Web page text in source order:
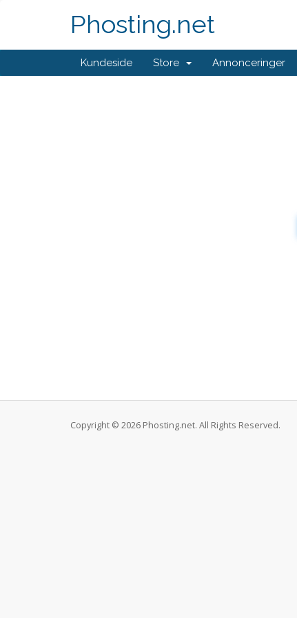
Phosting.net
Kundeside Store Annonceringer
Copyright © 2026 Phosting.net. All Rights Reserved.